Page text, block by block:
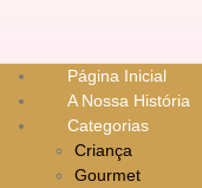
Página Inicial
A Nossa História
Categorias
Criança
Gourmet